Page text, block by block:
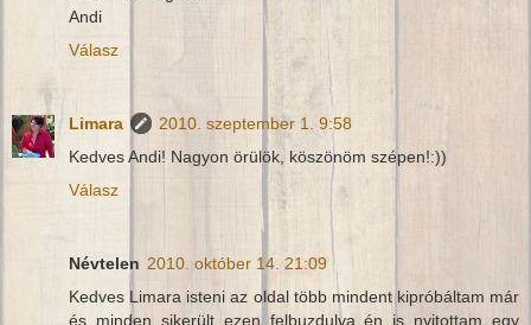
Andi
Válasz
Limara
2010. szeptember 1. 9:58
Kedves Andi! Nagyon örülök, köszönöm szépen!:))
Válasz
Névtelen 2010. október 14. 21:09
Kedves Limara isteni az oldal több mindent kipróbáltam már
és minden sikerült ezen felbuzdulva én is nyitottam egy